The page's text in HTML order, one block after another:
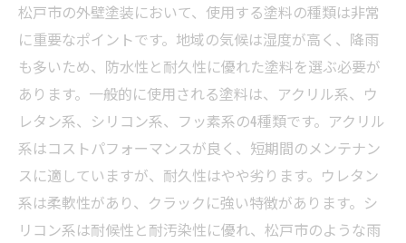
松戸市の外壁塗装において、使用する塗料の種類は非常
に重要なポイントです。地域の気候は湿度が高く、降雨
も多いため、防水性と耐久性に優れた塗料を選ぶ必要が
あります。一般的に使用される塗料は、アクリル系、ウ
レタン系、シリコン系、フッ素系の4種類です。アクリル
系はコストパフォーマンスが良く、短期間のメンテナン
スに適していますが、耐久性はやや劣ります。ウレタン
系は柔軟性があり、クラックに強い特徴があります。シ
リコン系は耐候性と耐汚染性に優れ、松戸市のような雨